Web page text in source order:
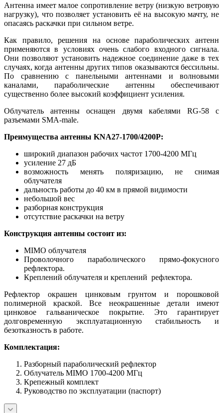
Антенна имеет малое сопротивление ветру (низкую ветровую
нагрузку), что позволяет установить её на высокую мачту, не
опасаясь раскачки при сильном ветре.
Как правило, решения на основе параболических антенн
применяются в условиях очень слабого входного сигнала.
Они позволяют установить надежное соединение даже в тех
случаях, когда антенны других типов оказываются бессильны.
По сравнению с панельными антеннами и волновыми
каналами, параболические антенны обеспечивают
существенно более высокий коэффициент усиления.
Облучатель антенны оснащен двумя кабелями RG-58 с
разъемами SMA-male.
Преимущества антенны KNA27-1700/4200P:
широкий диапазон рабочих частот 1700-4200 МГц
усиление 27 дБ
возможность менять поляризацию, не снимая
облучателя
дальность работы до 40 км в прямой видимости
небольшой вес
разборная конструкция
отсутствие раскачки на ветру
Конструкция антенны состоит из:
MIMO облучателя
Проволочного параболического прямо-фокусного
рефлектора.
Креплений облучателя и креплений рефлектора.
Рефлектор окрашен цинковым грунтом и порошковой
полимерной краской. Все неокрашенные детали имеют
цинковое гальваническое покрытие. Это гарантирует
долговременную эксплуатационную стабильность и
безотказность в работе.
Комплектация:
Разборный параболический рефлектор
Облучатель MIMO 1700-4200 МГц
Крепежный комплект
Руководство по эксплуатации (паспорт)